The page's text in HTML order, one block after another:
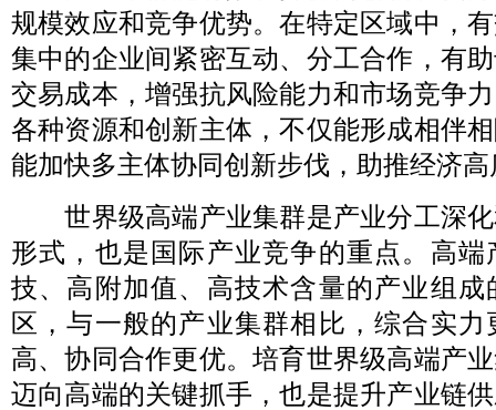
规模效应和竞争优势。在特定区域中，
集中的企业间紧密互动、分工合作，有
交易成本，增强抗风险能力和市场竞争
各种资源和创新主体，不仅能形成相伴
能加快多主体协同创新步伐，助推经济
世界级高端产业集群是产业分工深化
形式，也是国际产业竞争的重点。高
技、高附加值、高技术含量的产业组成
区，与一般的产业集群相比，综合实
高、协同合作更优。培育世界级高端产
迈向高端的关键抓手，也是提升产业链